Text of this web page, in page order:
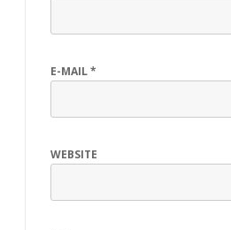
E-MAIL*
WEBSITE